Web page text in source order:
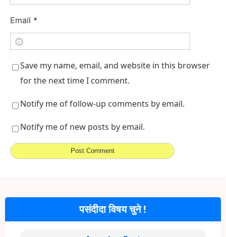
Email *
Save my name, email, and website in this browser
for the next time I comment.
Notify me of follow-up comments by email.
Notify me of new posts by email.
पसंदीदा विषय चुने !